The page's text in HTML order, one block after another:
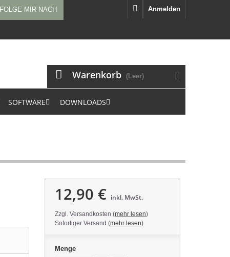
Anmelden
FOLGE MIR NACH
Warenkorb (Leer)
SOFTWARE DOWNLOADS
12,90 € inkl. MwSt.
Zzgl. Versandkosten (mehr lesen)
Sofortiger Versand (mehr lesen)
Menge